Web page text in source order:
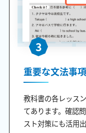
3
重要な文法事
教科書の各レッス
てあります。確認
スト対策にも活用出